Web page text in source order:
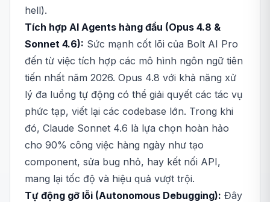
hell).
Tích hợp AI Agents hàng đầu (Opus 4.8 &
Sonnet 4.6): Sức mạnh cốt lõi của Bolt AI Pro
đến từ việc tích hợp các mô hình ngôn ngữ tiên
tiến nhất năm 2026. Opus 4.8 với khả năng xử
lý đa luồng tự động có thể giải quyết các tác vụ
phức tạp, viết lại các codebase lớn. Trong khi
đó, Claude Sonnet 4.6 là lựa chọn hoàn hảo
cho 90% công việc hàng ngày như tạo
component, sửa bug nhỏ, hay kết nối API,
mang lại tốc độ và hiệu quả vượt trội.
Tự động gỡ lỗi (Autonomous Debugging): Đây